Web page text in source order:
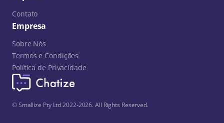
© Smallize Pty Ltd 2022-2026. All Rights Reserved.
Contato
Empresa
Sobre Nós
Termos e Condições
Política de Privacidade